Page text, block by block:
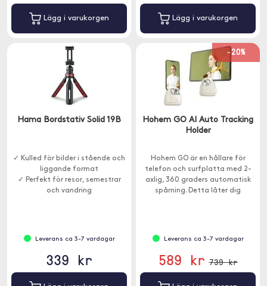
Lägg i varukorgen Lägg i varukorgen
Hama Bordstativ Solid 19B
✓ Kulled för bilder i stående och
liggande format
✓ Perfekt för resor, semestrar
och vandring
Leverans ca 3-7 vardagar
339 kr
-20%
Hohem GO AI Auto Tracking
Holder
Hohem GO är en hållare för
telefon och surfplatta med 2-
axlig, 360 graders automatisk
spårning. Detta låter dig
Leverans ca 3-7 vardagar
589 kr 739 kr